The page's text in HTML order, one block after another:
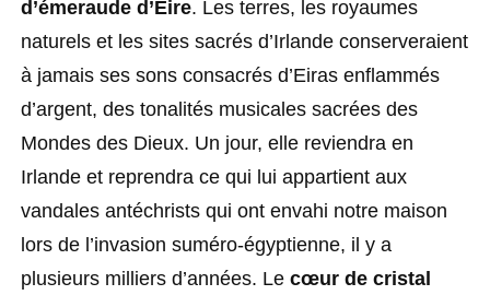
d’émeraude d’Éire. Les terres, les royaumes
naturels et les sites sacrés d’Irlande conserveraient
à jamais ses sons consacrés d’Eiras enflammés
d’argent, des tonalités musicales sacrées des
Mondes des Dieux. Un jour, elle reviendra en
Irlande et reprendra ce qui lui appartient aux
vandales antéchrists qui ont envahi notre maison
lors de l’invasion suméro-égyptienne, il y a
plusieurs milliers d’années. Le cœur de cristal